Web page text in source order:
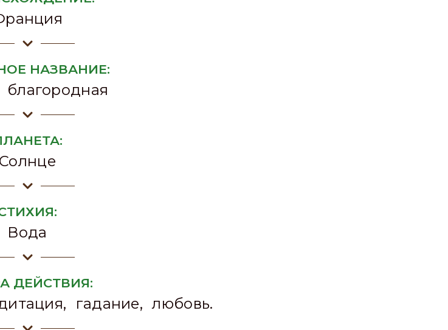
НАЗВАНИЕ:
благородная
Солнце
Вода
ДЕЙСТВИЯ:
гадание, любовь.